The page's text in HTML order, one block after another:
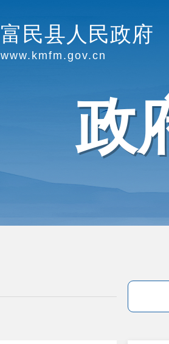
富民县人民政府
www.kmfm.gov.cn
政